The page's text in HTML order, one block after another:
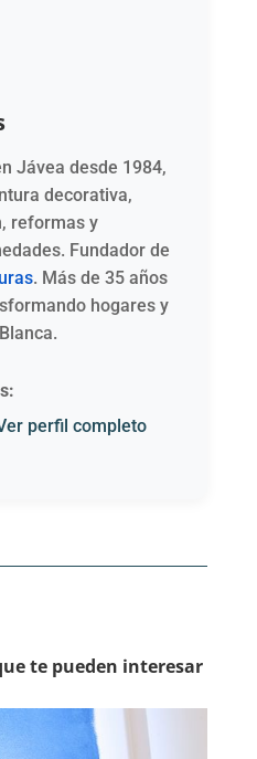
Jávea desde 1984,
decorativa,
reformas y
Fundador de
. Más de 35 años
hogares y
perfil completo
te pueden interesar